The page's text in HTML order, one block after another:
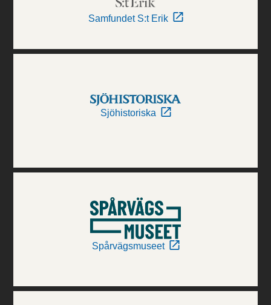
Samfundet S:t Erik
Sjöhistoriska
Spårvägsmuseet